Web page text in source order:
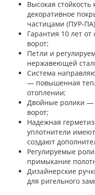
Высокая
декоративное
частицами (ПУР-
Гарантия 10 лет
ворот;
Петли и
нержавеющей
Система
— повышенная
отоплении;
Двойные ролики —
ворот;
Надежная
уплотнители
создают
Регулируемые
примыкание
Дизайнерские
для